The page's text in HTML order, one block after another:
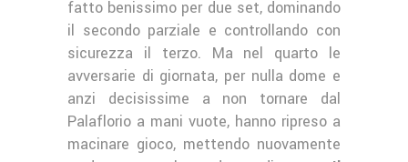
fatto benissimo per due set, dominando
il secondo parziale e controllando con
sicurezza il terzo. Ma nel quarto le
avversarie di giornata, per nulla dome e
anzi decisissime a non tornare dal
Palaflorio a mani vuote, hanno ripreso a
macinare gioco, mettendo nuovamente